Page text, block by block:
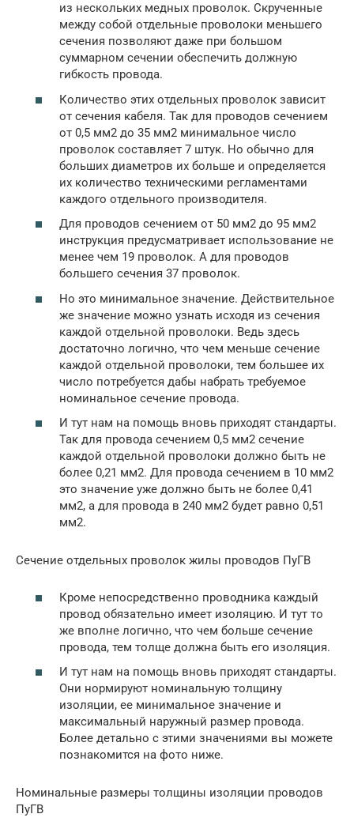
из нескольких медных проволок. Скрученные
между собой отдельные проволоки меньшего
сечения позволяют даже при большом
суммарном сечении обеспечить должную
гибкость провода.
Количество этих отдельных проволок зависит
от сечения кабеля. Так для проводов сечением
от 0,5 мм2 до 35 мм2 минимальное число
проволок составляет 7 штук. Но обычно для
больших диаметров их больше и определяется
их количество техническими регламентами
каждого отдельного производителя.
Для проводов сечением от 50 мм2 до 95 мм2
инструкция предусматривает использование не
менее чем 19 проволок. А для проводов
большего сечения 37 проволок.
Но это минимальное значение. Действительное
же значение можно узнать исходя из сечения
каждой отдельной проволоки. Ведь здесь
достаточно логично, что чем меньше сечение
каждой отдельной проволоки, тем большее их
число потребуется дабы набрать требуемое
номинальное сечение провода.
И тут нам на помощь вновь приходят стандарты.
Так для провода сечением 0,5 мм2 сечение
каждой отдельной проволоки должно быть не
более 0,21 мм2. Для провода сечением в 10 мм2
это значение уже должно быть не более 0,41
мм2, а для провода в 240 мм2 будет равно 0,51
мм2.
Сечение отдельных проволок жилы проводов ПуГВ
Кроме непосредственно проводника каждый
провод обязательно имеет изоляцию. И тут то
же вполне логично, что чем больше сечение
провода, тем толще должна быть его изоляция.
И тут нам на помощь вновь приходят стандарты.
Они нормируют номинальную толщину
изоляции, ее минимальное значение и
максимальный наружный размер провода.
Более детально с этими значениями вы можете
познакомится на фото ниже.
Номинальные размеры толщины изоляции проводов
ПуГВ